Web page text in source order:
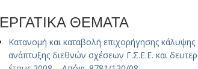
ΕΡΓΑΤΙΚΑ ΘΕΜΑΤΑ
Κατανομή και καταβολή επιχορήγησης
ανάπτυξης διεθνών σχέσεων Γ.Σ.Ε.Ε. και